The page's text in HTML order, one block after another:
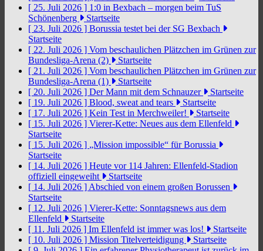
[ 25. Juli 2026 ] 1:0 in Bexbach – morgen beim TuS
Schönenberg
Startseite
[ 23. Juli 2026 ] Borussia testet bei der SG Bexbach
Startseite
[ 22. Juli 2026 ] Vom beschaulichen Plätzchen im Grünen zur
Bundesliga-Arena (2)
Startseite
[ 21. Juli 2026 ] Vom beschaulichen Plätzchen im Grünen zur
Bundesliga-Arena (1)
Startseite
[ 20. Juli 2026 ] Der Mann mit dem Schnauzer
Startseite
[ 19. Juli 2026 ] Blood, sweat and tears
Startseite
[ 17. Juli 2026 ] Kein Test in Merchweiler!
Startseite
[ 15. Juli 2026 ] Vierer-Kette: Neues aus dem Ellenfeld
Startseite
[ 15. Juli 2026 ] „Mission impossible“ für Borussia
Startseite
[ 14. Juli 2026 ] Heute vor 114 Jahren: Ellenfeld-Stadion
offiziell eingeweiht
Startseite
[ 14. Juli 2026 ] Abschied von einem großen Borussen
Startseite
[ 12. Juli 2026 ] Vierer-Kette: Sonntagsnews aus dem
Ellenfeld
Startseite
[ 11. Juli 2026 ] Im Ellenfeld ist immer was los!
Startseite
[ 10. Juli 2026 ] Mission Titelverteidigung
Startseite